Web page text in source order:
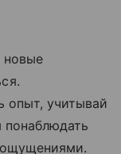
новые
опыт, учитывай
понаблюдать